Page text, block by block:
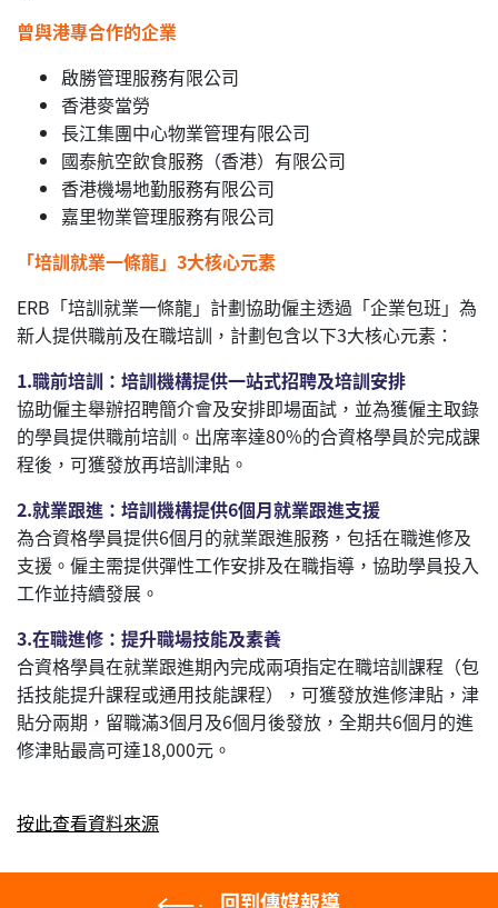
曾與港專合作的企業
啟勝管理服務有限公司
香港麥當勞
長江集團中心物業管理有限公司
國泰航空飲食服務（香港）有限公司
香港機場地勤服務有限公司
嘉里物業管理服務有限公司
「培訓就業一條龍」3大核心元素
ERB「培訓就業一條龍」計劃協助僱主透過「企業包班」為
新人提供職前及在職培訓，計劃包含以下3大核心元素：
1.職前培訓：培訓機構提供一站式招聘及培訓安排
協助僱主舉辦招聘簡介會及安排即場面試，並為獲僱主取錄
的學員提供職前培訓。出席率達80%的合資格學員於完成課
程後，可獲發放再培訓津貼。
2.就業跟進：培訓機構提供6個月就業跟進支援
為合資格學員提供6個月的就業跟進服務，包括在職進修及
支援。僱主需提供彈性工作安排及在職指導，協助學員投入
工作並持續發展。
3.在職進修：提升職場技能及素養
合資格學員在就業跟進期內完成兩項指定在職培訓課程（包
括技能提升課程或通用技能課程），可獲發放進修津貼，津
貼分兩期，留職滿3個月及6個月後發放，全期共6個月的進
修津貼最高可達18,000元。
按此查看資料來源
回到傳媒報導